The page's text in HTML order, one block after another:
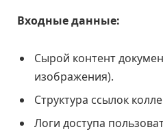
Входные данные:
Сырой контент
изображения).
Структура ссылок
Логи доступа